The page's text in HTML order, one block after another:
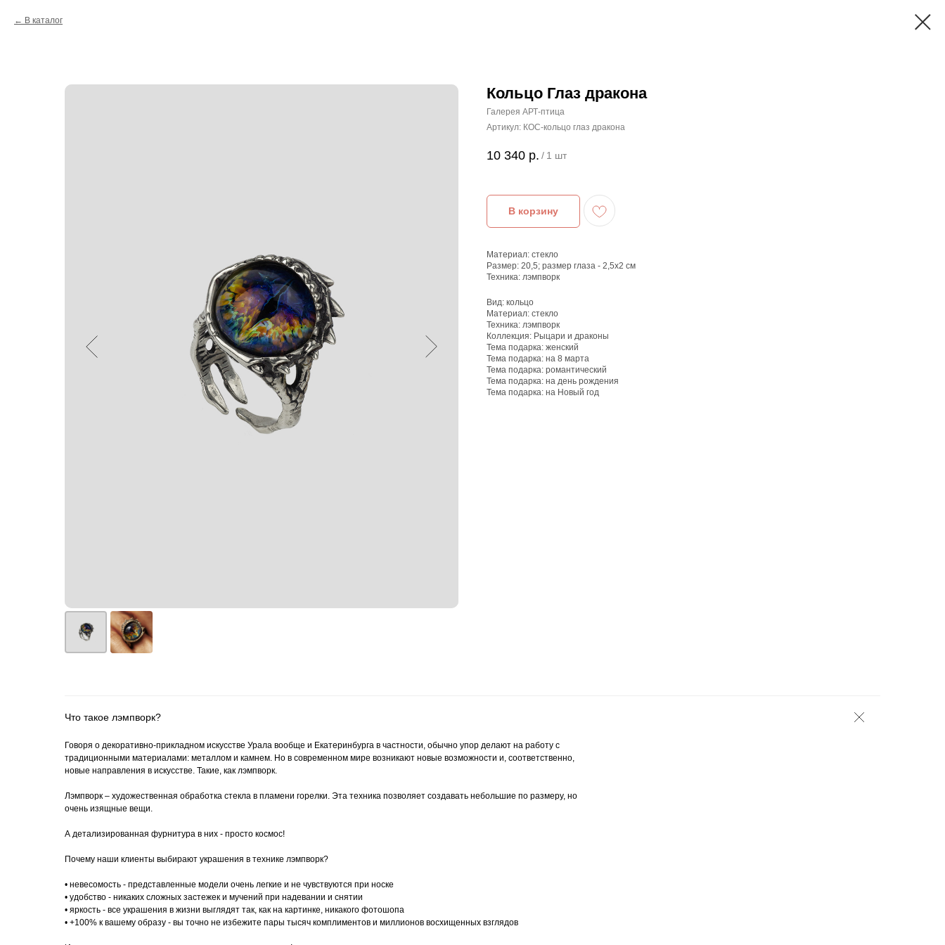
В каталог
Кольцо Глаз дракона
Галерея АРТ-птица
Артикул: КОС-кольцо глаз дракона
10 340 р. / 1 шт
В корзину
Материал: стекло
Размер: 20,5; размер глаза - 2,5х2 см
Техника: лэмпворк
Вид: кольцо
Материал: стекло
Техника: лэмпворк
Коллекция: Рыцари и драконы
Тема подарка: женский
Тема подарка: на 8 марта
Тема подарка: романтический
Тема подарка: на день рождения
Тема подарка: на Новый год
Что такое лэмпворк?
Говоря о декоративно-прикладном искусстве Урала вообще и Екатеринбурга в частности, обычно упор делают на работу с
традиционными материалами: металлом и камнем. Но в современном мире возникают новые возможности и, соответственно,
новые направления в искусстве. Такие, как лэмпворк.
Лэмпворк – художественная обработка стекла в пламени горелки. Эта техника позволяет создавать небольшие по размеру, но
очень изящные вещи.
А детализированная фурнитура в них - просто космос!
Почему наши клиенты выбирают украшения в технике лэмпворк?
• невесомость - представленные модели очень легкие и не чувствуются при носке
• удобство - никаких сложных застежек и мучений при надевании и снятии
• яркость - все украшения в жизни выглядят так, как на картинке, никакого фотошопа
• +100% к вашему образу - вы точно не избежите пары тысяч комплиментов и миллионов восхищенных взглядов